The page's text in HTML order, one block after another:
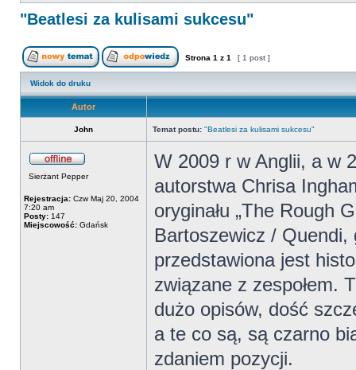
"Beatlesi za kulisami sukcesu"
Strona 1 z 1 [ 1 post ]
Widok do druku
Autor
John Temat postu: "Beatlesi za kulisami sukcesu"
Sierżant Pepper
Rejestracja: Czw Maj 20, 2004
7:20 am
Posty: 147
Miejscowość: Gdańsk
W 2009 r w Anglii, a w
autorstwa Chrisa
oryginału „The Rough
Bartoszewicz /
przedstawiona jest
związane z zespołem.
dużo opisów, dość
a te co są, są czarno
zdaniem pozycji.